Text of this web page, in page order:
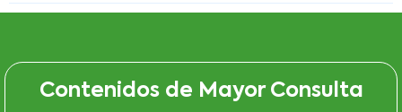
Contenidos de Mayor Consulta